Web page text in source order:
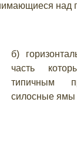
над
б)
часть
типичным
силосные ямы